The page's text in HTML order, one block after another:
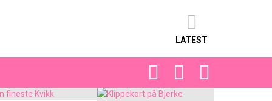
LATEST
FOLLOW SEARCH